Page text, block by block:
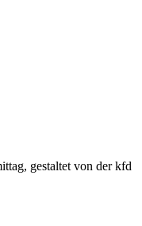
gestaltet von der kfd